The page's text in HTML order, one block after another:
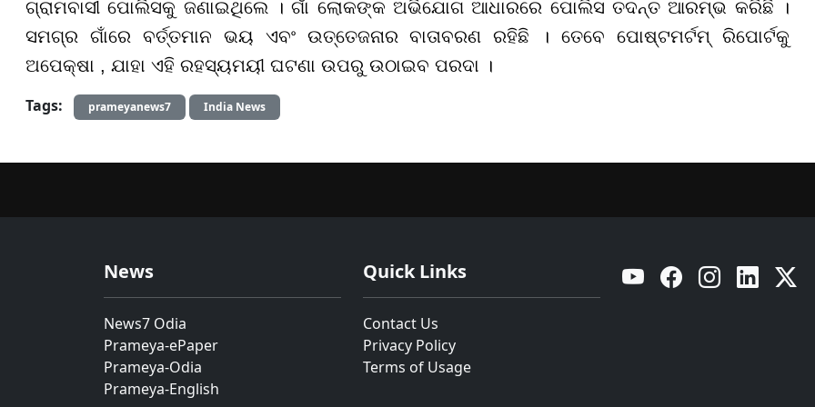
ଗ୍ରାମବାସୀ ପୋଲିସକୁ ଜଣାଇଥିଲେ । ଗାଁ ଲୋକଙ୍କ ଅଭିଯୋଗ ଆଧାରରେ ପୋଲିସ ତଦନ୍ତ ଆରମ୍ଭ କରିଛି ।
ସମଗ୍ର ଗାଁରେ ବର୍ତ୍ତମାନ ଭୟ ଏବଂ ଉତ୍ତେଜନାର ବାତାବରଣ ରହିଛି । ତେବେ ପୋଷ୍ଟମର୍ଟମ୍ ରିପୋର୍ଟକୁ
ଅପେକ୍ଷା , ଯାହା ଏହି ରହସ୍ୟମୟୀ ଘଟଣା ଉପରୁ ଉଠାଇବ ପରଦା ।
Tags:
prameyanews7 India News
News
News7 Odia
Prameya-ePaper
Prameya-Odia
Prameya-English
Quick Links
Contact Us
Privacy Policy
Terms of Usage
YouTube Facebook Instagram